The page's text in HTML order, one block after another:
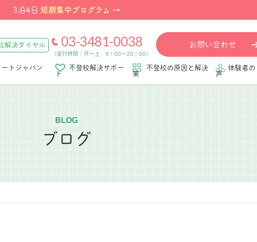
3泊4日 短期集中プログラム →
解決ダイヤル 03-3481-0038
（受付時間：月～土 9：00～20：00）
お問い合わせ
トジャパン 不登校解決サポー
ト
不登校の原因と解決
策
体験者の
声
BLOG
ブログ